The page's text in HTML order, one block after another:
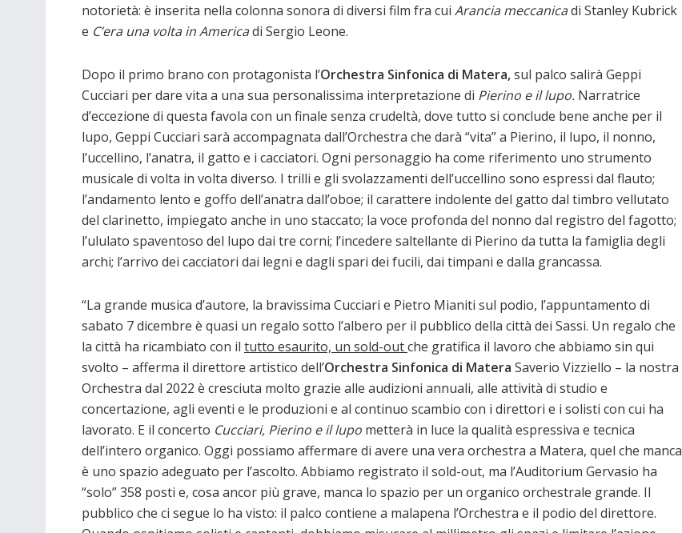
notorietà: è inserita nella colonna sonora di diversi film fra cui Arancia meccanicadi Stanley Kubrick
e C’era una volta in Americadi Sergio Leone.
Dopo il primo brano con protagonista l’Orchestra Sinfonica di Matera,sul palco salirà Geppi
Cucciari per dare vita a una sua personalissima interpretazione di Pierino e il lupo. Narratrice
d’eccezione di questa favola con un finale senza crudeltà, dove tutto si conclude bene anche per il
lupo, Geppi Cucciari sarà accompagnata dall’Orchestra che darà “vita” a Pierino, il lupo, il nonno,
l’uccellino, l’anatra, il gatto e i cacciatori. Ogni personaggio ha come riferimento uno strumento
musicale di volta in volta diverso. I trilli e gli svolazzamenti dell’uccellino sono espressi dal flauto;
l’andamento lento e goffo dell’anatra dall’oboe; il carattere indolente del gatto dal timbro vellutato
del clarinetto, impiegato anche in uno staccato; la voce profonda del nonno dal registro del fagotto;
l’ululato spaventoso del lupo dai tre corni; l’incedere saltellante di Pierino da tutta la famiglia degli
archi; l’arrivo dei cacciatori dai legni e dagli spari dei fucili, dai timpani e dalla grancassa.
“La grande musica d’autore, la bravissima Cucciari e Pietro Mianiti sul podio, l’appuntamento di
sabato 7 dicembre è quasi un regalo sotto l’albero per il pubblico della città dei Sassi. Un regalo che
la città ha ricambiato con il tutto esaurito, un sold-outche gratifica il lavoro che abbiamo sin qui
svolto – afferma il direttore artistico dell’Orchestra Sinfonica di Matera Saverio Vizziello – la nostra
Orchestra dal 2022 è cresciuta molto grazie alle audizioni annuali, alle attività di studio e
concertazione, agli eventi e le produzioni e al continuo scambio con i direttori e i solisti con cui ha
lavorato. E il concerto Cucciari, Pierino e il lupo metterà in luce la qualità espressiva e tecnica
dell’intero organico. Oggi possiamo affermare di avere una vera orchestra a Matera, quel che manca
è uno spazio adeguato per l’ascolto. Abbiamo registrato il sold-out, ma l’Auditorium Gervasio ha
“solo” 358 posti e, cosa ancor più grave, manca lo spazio per un organico orchestrale grande. Il
pubblico che ci segue lo ha visto: il palco contiene a malapena l’Orchestra e il podio del direttore.